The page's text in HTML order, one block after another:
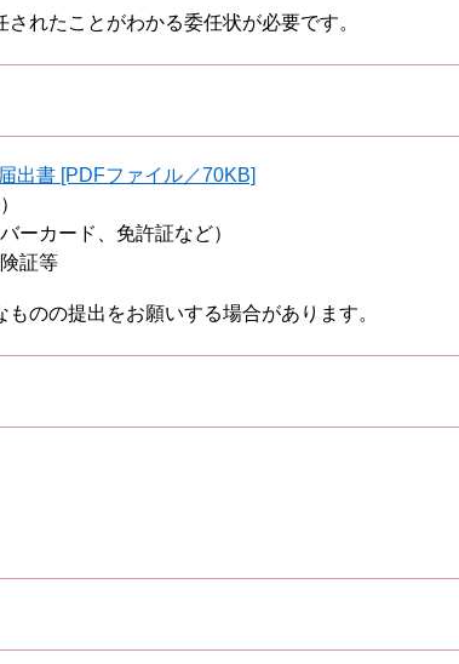
れたことがわかる委任状が必要です。
出書 [PDFファイル／70KB]
ーカード、免許証など）
証等
のの提出をお願いする場合があります。